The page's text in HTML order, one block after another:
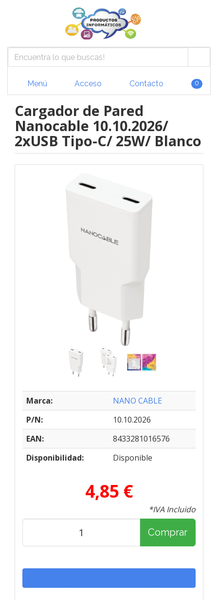
Menú Acceso Contacto 0
Cargador de Pared
Nanocable 10.10.2026/
2xUSB Tipo-C/ 25W/ Blanco
Marca:
NANO CABLE
P/N:
10.10.2026
EAN:
8433281016576
Disponibilidad:
Disponible
4,85 €
*IVA Incluido
Comprar